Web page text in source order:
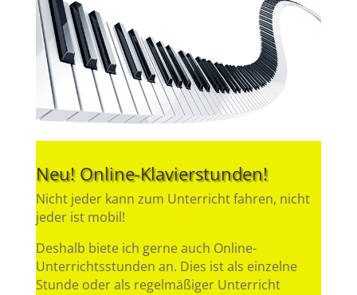
Neu! Online-Klavierstunden!
Nicht jeder kann zum Unterricht fahren, nicht
jeder ist mobil!
Deshalb biete ich gerne auch Online-
Unterrichtsstunden an. Dies ist als einzelne
Stunde oder als regelmäßiger Unterricht